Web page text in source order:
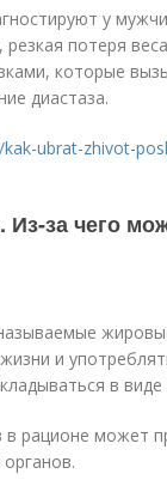
у
потеря
которые
диастаза.
ubrat-zhivot-
за чего
и
в
рационе может